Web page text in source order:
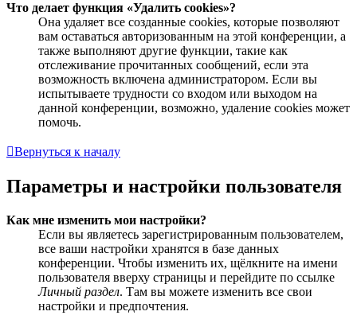
Что делает функция «Удалить cookies»?
Она удаляет все созданные cookies, которые позволяют
вам оставаться авторизованным на этой конференции, а
также выполняют другие функции, такие как
отслеживание прочитанных сообщений, если эта
возможность включена администратором. Если вы
испытываете трудности со входом или выходом на
данной конференции, возможно, удаление cookies может
помочь.
Вернуться к началу
Параметры и настройки пользователя
Как мне изменить мои настройки?
Если вы являетесь зарегистрированным пользователем,
все ваши настройки хранятся в базе данных
конференции. Чтобы изменить их, щёлкните на имени
пользователя вверху страницы и перейдите по ссылке
Личный раздел. Там вы можете изменить все свои
настройки и предпочтения.